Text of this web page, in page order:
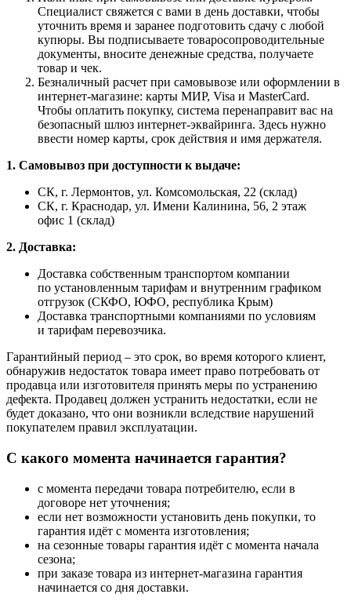
Специалист свяжется с вами в день доставки, чтобы
уточнить время и заранее подготовить сдачу с любой
купюры. Вы подписываете товаросопроводительные
документы, вносите денежные средства, получаете
товар и чек.
Безналичный расчет при самовывозе или оформлении в
интернет-магазине: карты МИР, Visa и MasterCard.
Чтобы оплатить покупку, система перенаправит вас на
безопасный шлюз интернет-эквайринга. Здесь нужно
ввести номер карты, срок действия и имя держателя.
1. Самовывоз при доступности к выдаче:
СК, г. Лермонтов, ул. Комсомольская, 22 (склад)
СК, г. Краснодар, ул. Имени Калинина, 56, 2 этаж
офис 1 (склад)
2. Доставка:
Доставка собственным транспортом компании
по установленным тарифам и внутренним графиком
отгрузок (СКФО, ЮФО, республика Крым)
Доставка транспортными компаниями по условиям
и тарифам перевозчика.
Гарантийный период – это срок, во время которого клиент,
обнаружив недостаток товара имеет право потребовать от
продавца или изготовителя принять меры по устранению
дефекта. Продавец должен устранить недостатки, если не
будет доказано, что они возникли вследствие нарушений
покупателем правил эксплуатации.
С какого момента начинается гарантия?
с момента передачи товара потребителю, если в
договоре нет уточнения;
если нет возможности установить день покупки, то
гарантия идёт с момента изготовления;
на сезонные товары гарантия идёт с момента начала
сезона;
при заказе товара из интернет-магазина гарантия
начинается со дня доставки.